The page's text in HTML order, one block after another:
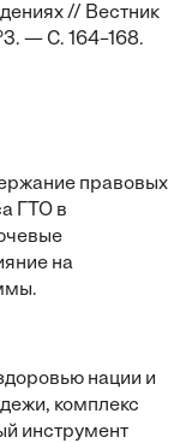
// Вестник
— С. 164–168.
правовых
ГТО в
на
нации и
комплекс
инструмент